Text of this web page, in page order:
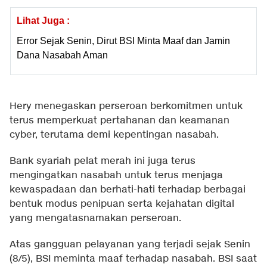
Lihat Juga :
Error Sejak Senin, Dirut BSI Minta Maaf dan Jamin
Dana Nasabah Aman
Hery menegaskan perseroan berkomitmen untuk
terus memperkuat pertahanan dan keamanan
cyber, terutama demi kepentingan nasabah.
Bank syariah pelat merah ini juga terus
mengingatkan nasabah untuk terus menjaga
kewaspadaan dan berhati-hati terhadap berbagai
bentuk modus penipuan serta kejahatan digital
yang mengatasnamakan perseroan.
Atas gangguan pelayanan yang terjadi sejak Senin
(8/5), BSI meminta maaf terhadap nasabah. BSI saat